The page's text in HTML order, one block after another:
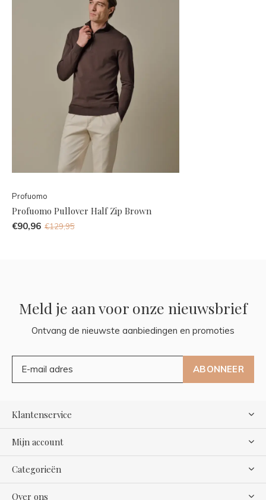
Profuomo
Profuomo Pullover Half Zip Brown
€90,96 €129,95
Meld je aan voor onze nieuwsbrief
Ontvang de nieuwste aanbiedingen en promoties
ABONNEER
Klantenservice
Mijn account
Categorieën
Over ons